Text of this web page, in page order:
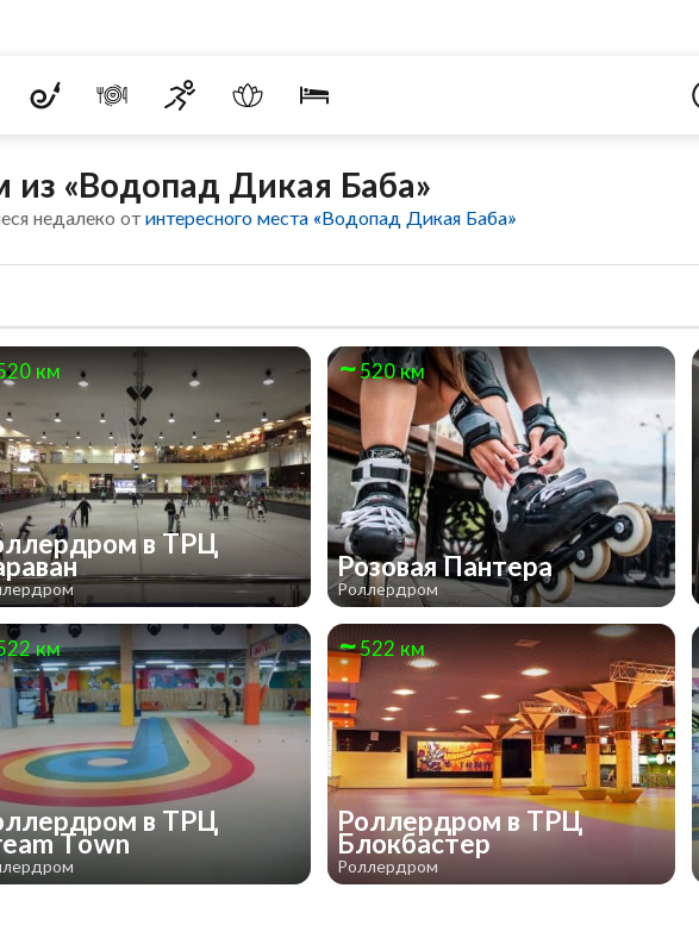
«Водопад Дикая Баба»
недалеко отинтересного места «Водопад Дикая Баба»
км
в ТРЦ
520 км
Розовая Пантера
Роллердром
км
в ТРЦ
Town
522 км
Роллердром в ТРЦ
Блокбастер
Роллердром